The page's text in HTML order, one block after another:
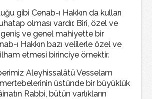
gibi Cenab-ı Hakkın da kulları
olması vardır. Biri, özel ve
geniş ve genel mahiyette bir
ı Hakkın bazı velilerle özel ve
etmesi birinciye örnektir.
Aleyhissalâtü Vesselam
üstünde bir büyüklük
Rabbi, bütün varlıkların